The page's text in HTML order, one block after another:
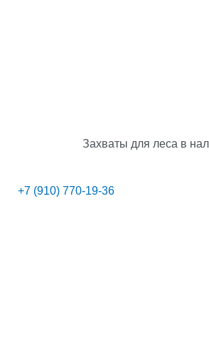
Захваты для леса в
+7 (910) 770-19-36